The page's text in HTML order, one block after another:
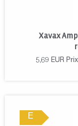
Xavax
5,69 EUR
E